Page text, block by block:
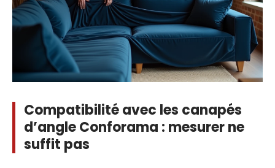
Compatibilité avec les canapés
d’angle Conforama : mesurer ne
suffit pas